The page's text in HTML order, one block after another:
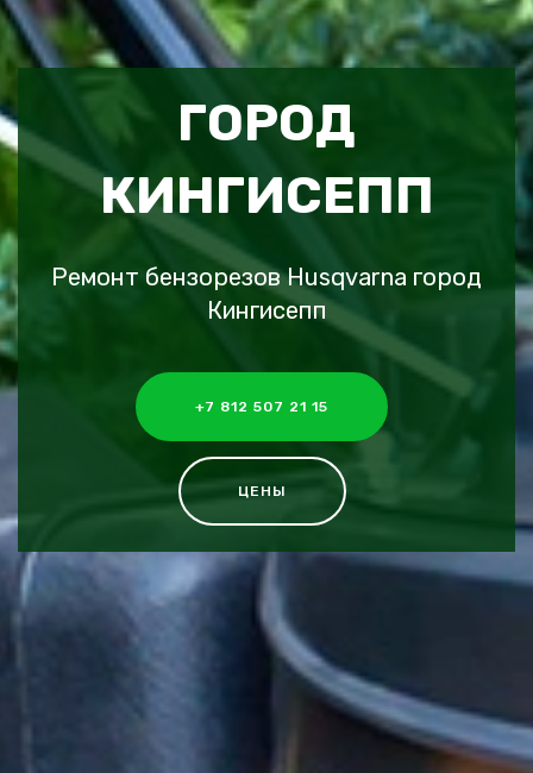
ГОРОД
КИНГИСЕПП
Ремонт бензорезов Husqvarna город
Кингисепп
+7 812 507 21 15
ЦЕНЫ